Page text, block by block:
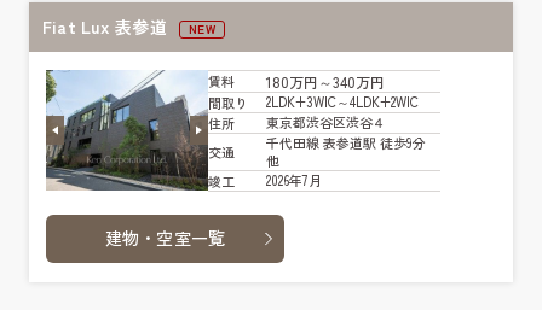
Fiat Lux 表参道 NEW
賃料 180万円～340万円
間取り
2LDK+3WIC～4LDK+2WIC
住所
東京都渋谷区渋谷４
交通
千代田線 表参道駅 徒歩9分
他
竣工
2026年7月
建物・空室一覧